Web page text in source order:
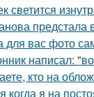
светится
для вас фото
написал:
кто на
я на